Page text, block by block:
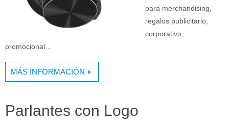
para merchandising,
regalos publicitario,
corporativo,
promocional…
MÁS INFORMACIÓN
Parlantes con Logo